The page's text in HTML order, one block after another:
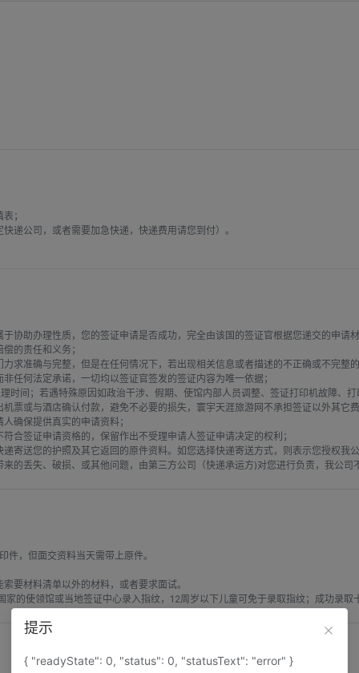
；
递公司，或者需要加急快递，快递费用请您到付）。
协助办理性质，您的签证申请是否成功，完全由该国的签证官根据您递交的申请
的责任和义务；
求准确与完整，但是在任何情况下，若出现相关信息或者描述的不正确或不完整
任何法定承诺，一切均以签证官签发的签证内容为唯一依据；
时间；若遇特殊原因如政治干涉、假期、使馆内部人员调整、签证打印机故障、
票或与酒店确认付款，避免不必要的损失，寰宇天涯旅游网不承担签证以外其它
确保提供真实的申请资料；
合签证申请资格的，保留作出不受理申请人签证申请决定的权利；
寄送您的护照及其它返回的原件资料。如您选择快递寄送方式，则表示您授权我
的丢失、破损、或其他问题，由第三方公司（快递承运方)对您进行负责，我公司
，但面交资料当天需带上原件。
要材料清单以外的材料，或者要求面试。
的使领馆或当地签证中心录入指纹，12周岁以下儿童可免于录取指纹；成功录取
提示
{ "readyState": 0, "status": 0, "statusText": "error" }